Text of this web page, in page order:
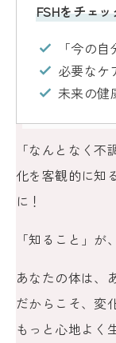
FSHをチェ
「今の
必要なケ
未来の健
「なんとなく
化を客観的に知
に！
「知ること」が
あなたの体は、
だからこそ、変
もっと心地よく